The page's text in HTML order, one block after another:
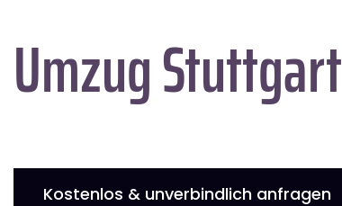
Umzug Stuttgart
Kostenlos & unverbindlich anfragen